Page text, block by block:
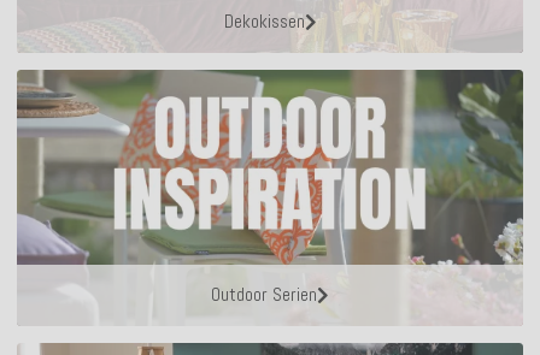
Dekokissen
Outdoor Serien